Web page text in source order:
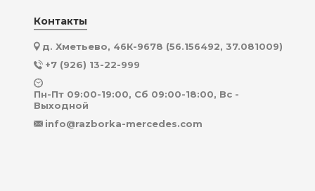
Контакты
д. Хметьево, 46К-9678 (56.156492, 37.081009)
+7 (926) 13-22-999
Пн-Пт 09:00-19:00, Сб 09:00-18:00, Вс -
Выходной
info@razborka-mercedes.com